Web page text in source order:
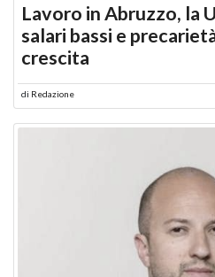
Lavoro in Abruzzo, la
salari bassi e
crescita
di Redazione